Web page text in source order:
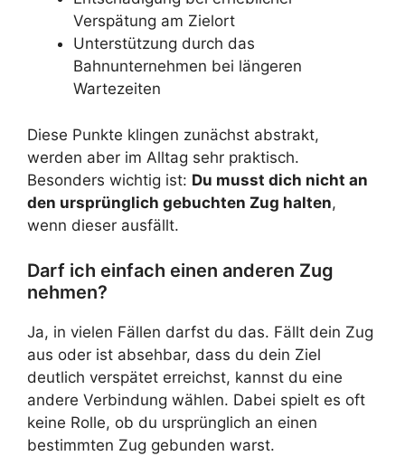
Verspätung am Zielort
Unterstützung durch das
Bahnunternehmen bei längeren
Wartezeiten
Diese Punkte klingen zunächst abstrakt,
werden aber im Alltag sehr praktisch.
Besonders wichtig ist: Du musst dich nicht an
den ursprünglich gebuchten Zug halten,
wenn dieser ausfällt.
Darf ich einfach einen anderen Zug
nehmen?
Ja, in vielen Fällen darfst du das. Fällt dein Zug
aus oder ist absehbar, dass du dein Ziel
deutlich verspätet erreichst, kannst du eine
andere Verbindung wählen. Dabei spielt es oft
keine Rolle, ob du ursprünglich an einen
bestimmten Zug gebunden warst.